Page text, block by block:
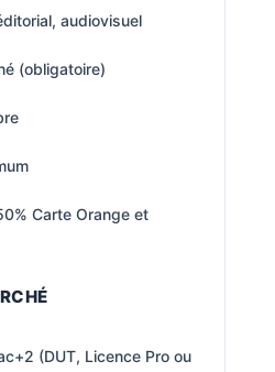
audiovisuel
(obligatoire)
Carte Orange et
(DUT, Licence Pro ou